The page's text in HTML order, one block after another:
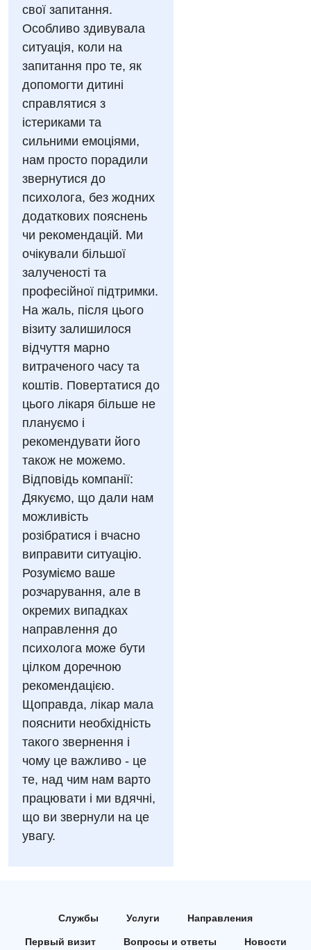
Программа лояльности
Отзывы
Видео
Магнитно-резонансная томография
Нейросонография
Рентгенография
УЗИ
Эндоскопическое отделение
Для взрослых
Акушерство и гинекология
Аллергология, иммунология
Андрология
Бесплатные услуги
Вакцинация
Гастроэнтерология
Гинекологическое отделение
Дерматовенерология
Диетология
Дневной стационар
Кардиология
Кардиохирургия
Маммология
Медицинская психология
Нейрохирургия
Онкологическое отделение
Ортопедия и травматология
Отделение неотложных состояний
Оториноларингология
Проктология
Диагностическое отделение
Дневной стационар
Онкологическое отделение
Отдел госпитализации
Отделение интенсивной терапии
Офтальмологическое отделение
Педиатрическое отделение
Скорая медицинская помощь
Терапевтическое отделение
Травматологическое отделение
Урологическое отделение
Хирургическое отделение
Эндоскопическое отделение
Декларирование
Лечение острого инфаркта
Украинский
Русский
свої запитання.
Особливо здивувала
ситуація, коли на
запитання про те, як
допомогти дитині
справлятися з
істериками та
сильними емоціями,
нам просто порадили
звернутися до
психолога, без жодних
додаткових пояснень
чи рекомендацій. Ми
очікували більшої
залученості та
професійної підтримки.
На жаль, після цього
візиту залишилося
відчуття марно
витраченого часу та
коштів. Повертатися до
цього лікаря більше не
плануємо і
рекомендувати його
також не можемо.
Відповідь компанії:
Дякуємо, що дали нам
можливість
розібратися і вчасно
виправити ситуацію.
Розуміємо ваше
розчарування, але в
окремих випадках
направлення до
психолога може бути
цілком доречною
рекомендацією.
Щоправда, лікар мала
пояснити необхідність
такого звернення і
чому це важливо - це
те, над чим нам варто
працювати і ми вдячні,
що ви звернули на це
увагу.
Службы Услуги Направления
Первый визит Вопросы и ответы Новости